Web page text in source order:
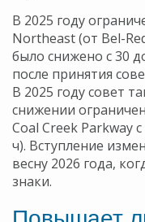
В 2025 году
Northeast (от Bel-
было снижено с 30
после принятия
В 2025 году совет
снижении
Coal Creek Parkway
ч). Вступление
весну 2026 года,
знаки.